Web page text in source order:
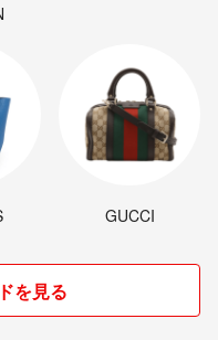
GUCCI
を見る